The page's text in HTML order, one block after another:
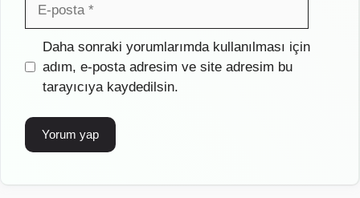
posta
İnternet
sitesi
Daha sonraki yorumlarımda kullanılması için
adım, e-posta adresim ve site adresim bu
tarayıcıya kaydedilsin.